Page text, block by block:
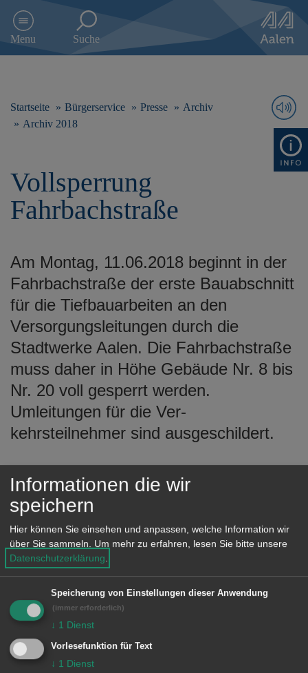
e
h
g
Menu Suche
Startseite Bürgerservice Presse
Archiv
Archiv 2018
Vollsperrung
Fahrbachstraße
Am Montag, 11.06.2018 beginnt in der
Fahrbachstraße der erste Bauabschnitt
für die Tiefbauarbeiten an den
Versorgungsleitungen durch die
Stadtwerke Aalen. Die Fahrbachstraße
muss daher in Höhe Gebäude Nr. 8 bis
Nr. 20 voll gesperrt werden.
Umleitungen für die Ver-
kehrsteilnehmer sind ausgeschildert.
Die OVA-Buslinie (Rötenberg/Heide)
wird während der Baumaßnahme über
die Heidestraße zurück zur Röten-
bergstraße geführt. Die Haltestelle
„Fahrbachstraße“ ent-fällt,
Ersatzhaltestelle wird an der
Einmündung Hei-
destraße/Fahrbachstraße eingerichtet.
Die Baumaßnahme dauert
Informationen die wir
speichern
Hier können Sie einsehen und anpassen, welche Information wir
über Sie sammeln. Um mehr zu erfahren, lesen Sie bitte unsere
Datenschutzerklärung.
Speicherung von Einstellungen dieser Anwendung
(immer erforderlich)
↓ 1 Dienst
Vorlesefunktion für Text
↓ 1 Dienst